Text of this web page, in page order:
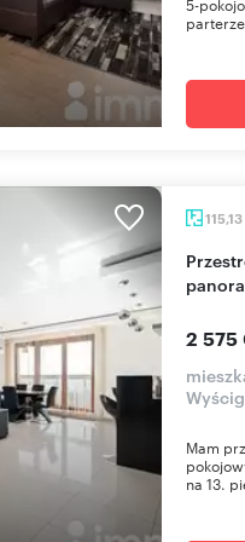
115,13
Przestronny 4-pokojowy apartament z
2 575
Mam
na 13.